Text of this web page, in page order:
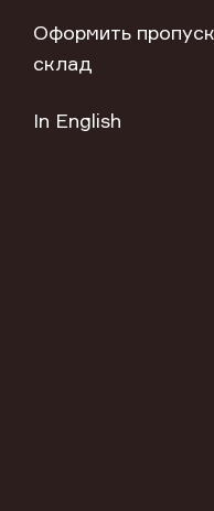
Оформить
склад
In English